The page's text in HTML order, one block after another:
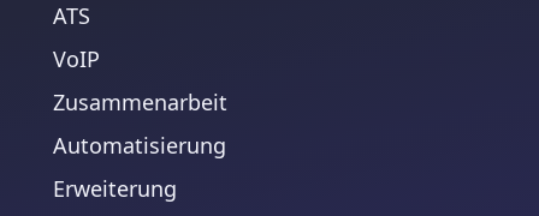
ATS
VoIP
Zusammenarbeit
Automatisierung
Erweiterung